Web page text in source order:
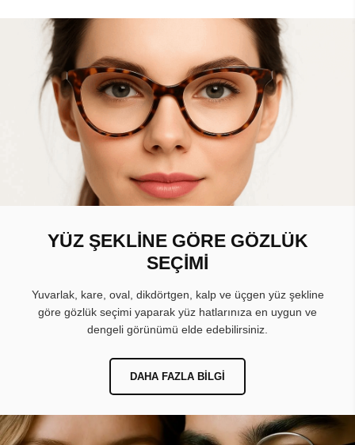
YÜZ ŞEKLİNE GÖRE GÖZLÜK
SEÇİMİ
Yuvarlak, kare, oval, dikdörtgen, kalp ve üçgen yüz şekline
göre gözlük seçimi yaparak yüz hatlarınıza en uygun ve
dengeli görünümü elde edebilirsiniz.
DAHA FAZLA BILGI